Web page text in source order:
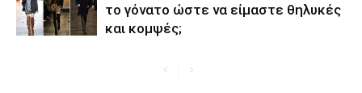
το γόνατο ώστε να είμαστε θηλυκές
και κομψές;